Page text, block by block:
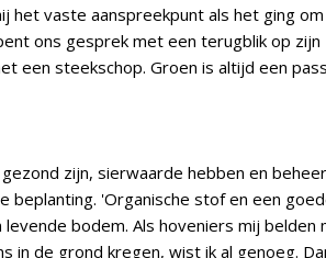
het vaste aanspreekpunt als het ging
ons gesprek met een terugblik op zijn
een steekschop. Groen is altijd een
zijn, sierwaarde hebben en
beplanting. 'Organische stof en een
bodem. Als hoveniers mij belden
in de grond kregen, wist ik al genoeg.